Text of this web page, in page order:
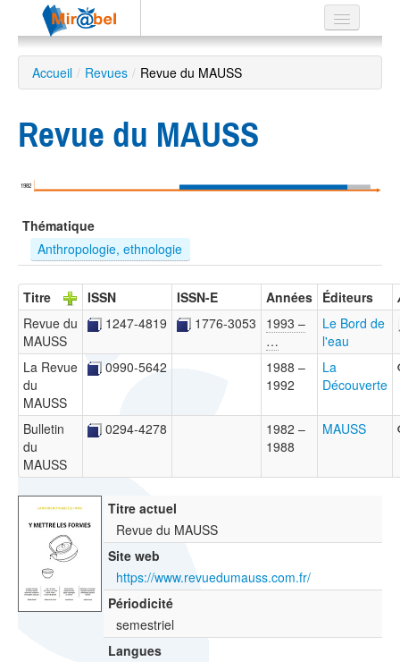
Le réseau
Soutien
Recherche
avancée
EN
ES
?
Accueil / Revues / Revue du MAUSS
Revue du MAUSS
1982
Thématique
Anthropologie, ethnologie
Titre ISSN ISSN-E Années Éditeurs
Revue du
MAUSS
1247-4819 1776-3053
1993 –
…
Le Bord de
l'eau
La Revue
du
MAUSS
0990-5642
1988 –
1992
La
Découverte
Bulletin
du
MAUSS
0294-4278
1982 –
1988
MAUSS
Titre actuel
Revue du MAUSS
Site web
https://www.revuedumauss.com.fr/
Périodicité
semestriel
Langues